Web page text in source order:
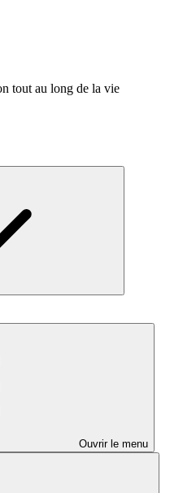
tout au long de la vie
Ouvrir le menu